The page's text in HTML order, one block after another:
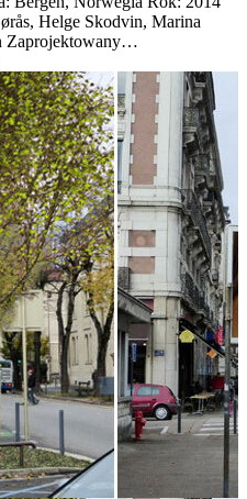
Helge Skodvin, Marina
Zaprojektowany…